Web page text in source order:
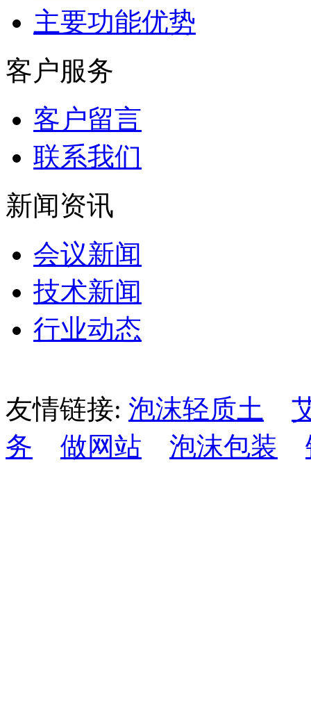
主要功能优势
客户服务
客户留言
联系我们
新闻资讯
会议新闻
技术新闻
行业动态
友情链接: 泡沫轻质土
务
做网站 泡沫包装